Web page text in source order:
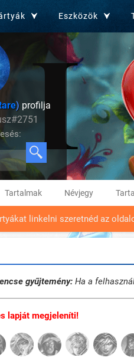
Eszközök
)profilja
Tartalmak Névjegy
linkelni szeretnéd az
gyűjtemény: Ha a
lapját megjeleníti!